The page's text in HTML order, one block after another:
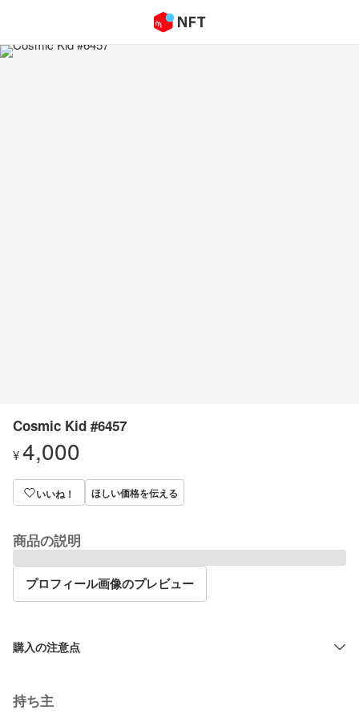
Cosmic Kid #6457
¥4,000
いいね！ ほしい価格を伝える
商品の説明
プロフィール画像のプレビュー
購入の注意点
持ち主